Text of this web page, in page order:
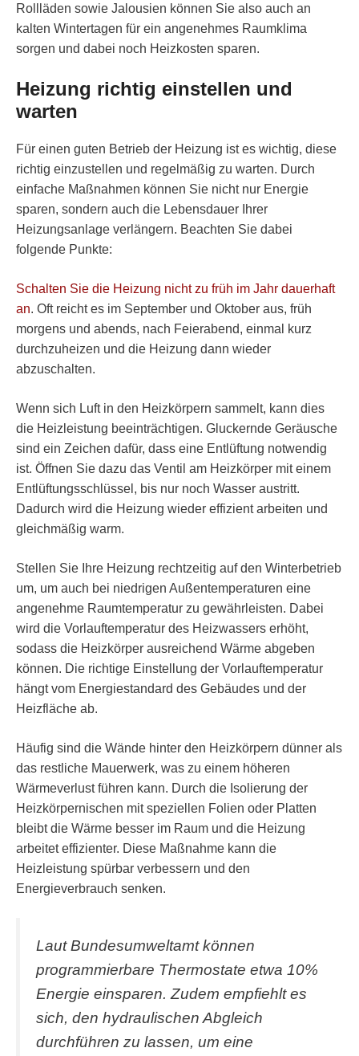
Rollläden sowie Jalousien können Sie also auch an
kalten Wintertagen für ein angenehmes Raumklima
sorgen und dabei noch Heizkosten sparen.
Heizung richtig einstellen und
warten
Für einen guten Betrieb der Heizung ist es wichtig, diese
richtig einzustellen und regelmäßig zu warten. Durch
einfache Maßnahmen können Sie nicht nur Energie
sparen, sondern auch die Lebensdauer Ihrer
Heizungsanlage verlängern. Beachten Sie dabei
folgende Punkte:
Schalten Sie die Heizung nicht zu früh im Jahr dauerhaft
an. Oft reicht es im September und Oktober aus, früh
morgens und abends, nach Feierabend, einmal kurz
durchzuheizen und die Heizung dann wieder
abzuschalten.
Wenn sich Luft in den Heizkörpern sammelt, kann dies
die Heizleistung beeinträchtigen. Gluckernde Geräusche
sind ein Zeichen dafür, dass eine Entlüftung notwendig
ist. Öffnen Sie dazu das Ventil am Heizkörper mit einem
Entlüftungsschlüssel, bis nur noch Wasser austritt.
Dadurch wird die Heizung wieder effizient arbeiten und
gleichmäßig warm.
Stellen Sie Ihre Heizung rechtzeitig auf den Winterbetrieb
um, um auch bei niedrigen Außentemperaturen eine
angenehme Raumtemperatur zu gewährleisten. Dabei
wird die Vorlauftemperatur des Heizwassers erhöht,
sodass die Heizkörper ausreichend Wärme abgeben
können. Die richtige Einstellung der Vorlauftemperatur
hängt vom Energiestandard des Gebäudes und der
Heizfläche ab.
Häufig sind die Wände hinter den Heizkörpern dünner als
das restliche Mauerwerk, was zu einem höheren
Wärmeverlust führen kann. Durch die Isolierung der
Heizkörpernischen mit speziellen Folien oder Platten
bleibt die Wärme besser im Raum und die Heizung
arbeitet effizienter. Diese Maßnahme kann die
Heizleistung spürbar verbessern und den
Energieverbrauch senken.
Laut Bundesumweltamt können
programmierbare Thermostate etwa 10%
Energie einsparen. Zudem empfiehlt es
sich, den hydraulischen Abgleich
durchführen zu lassen, um eine